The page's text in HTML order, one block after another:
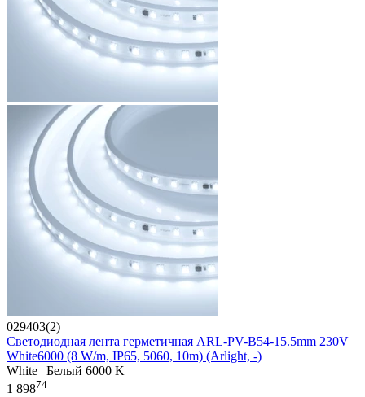
029403(2)
Светодиодная лента герметичная ARL-PV-B54-15.5mm 230V
White6000 (8 W/m, IP65, 5060, 10m) (Arlight, -)
White | Белый 6000 K
1 89874